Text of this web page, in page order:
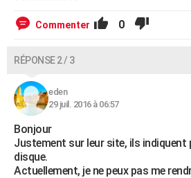
FORUMCommenter 0
RÉPONSE 2 / 3
eden
29 juil. 2016 à 06:57
Bonjour
Justement sur leur site, ils indiquent
disque.
Actuellement, je ne peux pas me